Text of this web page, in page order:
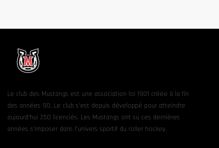
Le club des Mustangs est une association loi 1901 créée à la fin
des années 90. Le club s’est depuis développé pour atteindre
aujourd’hui 250 licenciés. Les Mustangs ont su ces dernières
années s’imposer dans l’univers sportif du roller hockey.